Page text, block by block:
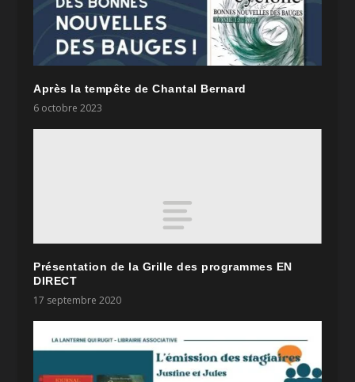
Après la tempête de Chantal Bernard
6 octobre 2023
Présentation de la Grille des programmes EN
DIRECT
17 septembre 2020